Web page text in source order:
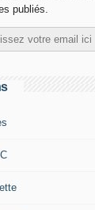
publiés.